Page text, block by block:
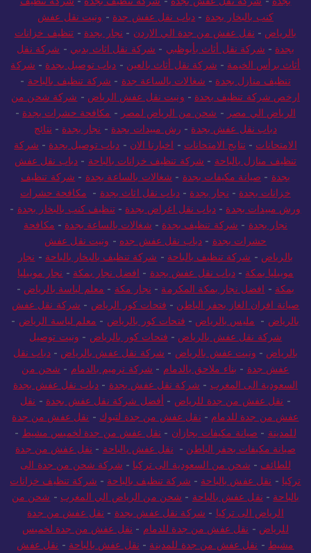
كنب بالبخار بجدة - دباب نقل عفش جدة - ونيت نقل عفش
بالرياض - نقل عفش من جدة الي الاردن - نجار بجدة - تنظيف خزانات
بجدة - شركة نقل أثاث بأبوظبي - شركة نقل اثاث بدبي - شركة نقل
أثاث برأس الخيمة - شركة نقل أثاث بالعين - دباب توصيل بجدة - شركة
تنظيف منازل بجدة - شغالات بالساعة جدة - شركة تنظيف بالباحة -
ارخص شركة تنظيف بجدة - ونيت نقل عفش الرياض - شركة شحن من
الرياض الي مصر - شحن من الرياض لمصر - مكافحة حشرات بجدة -
دباب نقل عفش بجدة - رش مبيدات بجدة - نجار بجدة - نتائج
الامتحانات - نتايج الامتحانات - اخبارنا الان - دباب توصيل بجدة - شركة
تنظيف منازل بالباحة - شركة تنظيف خزانات بالباحة - دباب نقل عفش
بجدة - صيانة مكيفات بجدة - شغالات بالساعة بجدة - شركة تنظيف
خزانات بجدة - نجار بجدة - دباب نقل اثاث بجدة - مكافحة حشرات
ورش مبيدات بجدة -دباب نقل اغراض بجدة -تنظيف كنب بالبخار بجدة -
نجار بجدة - شركة تنظيف بجدة - شغالات بالساعة بجدة - مكافحة
حشرات بجدة - دباب نقل عفش جده - ونيت نقل عفش
بالرياض - شركة تنظيف بالباحة - شركة تنظيف بالبخار بالباحة - نجار
موبيليا بمكة -دباب نقل عفش بجدة - افضل نجار بمكة - نجار موبيليا
بمكة - افضل نجار بمكة المكرمة - نجار مكة - معلم لياسة بالرياض -
صيانة افران الغاز بحفر الباطن - فتحات كور الرياض - شركة نقل عفش
بالرياض - مليس بالرياض - فتحات كور بالرياض - معلم لياسة الرياض -
شركة نقل عفش بالرياض - فتحات كور بالرياض - ونيت توصيل
بالرياض - ونيت عفش بالرياض - شركة نقل عفش بالرياض -دباب نقل
عفش جدة - بناء ملاحق بالدمام - شركة ترميم بالدمام - شحن من
السعودية الى المغرب - شركة نقل عفش بجدة - دباب نقل عفش بجدة
- نقل عفش من جدة للرياض - أفضل شركة نقل عفش بجدة - نقل
عفش من جدة للدمام - نقل عفش من جدة لتبوك - نقل عفش من جدة
للمدينة - صيانة مكيفات بجازان - نقل عفش من جدة لخميس مشيط -
صيانة مكيفات بحفر الباطن - نقل عفش بالباحة - نقل عفش من جدة
للطائف - شحن من السعودية الى تركيا - شركة شحن من جدة الى
تركيا - نقل عفش بالباحة - شركة تنظيف بالباحة - شركة تنظيف خزانات
بالباحة - نقل عفش بالباحة - شحن من الرياض الي المغرب - شحن من
الرياض الى تركيا - شركة نقل عفش بجدة - نقل عفش من جدة
للرياض - نقل عفش من جدة للدمام - نقل عفش من جدة لخميس
مشيط - نقل عفش من جدة للمدينة - نقل عفش بالباحة - نقل عفش